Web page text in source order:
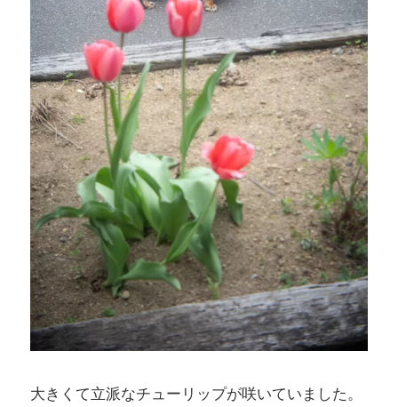
大きくて立派なチューリップが咲いていました。